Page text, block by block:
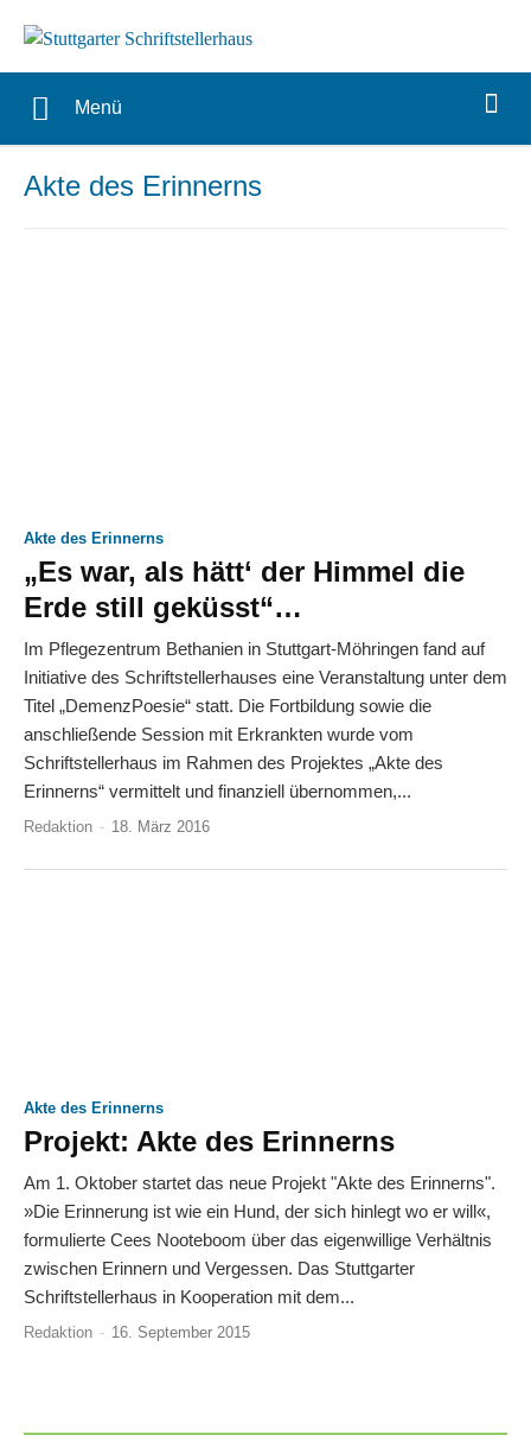
Menü
Akte des Erinnerns
Akte des Erinnerns
„Es war, als hätt‘ der Himmel die
Erde still geküsst“…
Im Pflegezentrum Bethanien in Stuttgart-Möhringen fand auf
Initiative des Schriftstellerhauses eine Veranstaltung unter dem
Titel „DemenzPoesie“ statt. Die Fortbildung sowie die
anschließende Session mit Erkrankten wurde vom
Schriftstellerhaus im Rahmen des Projektes „Akte des
Erinnerns“ vermittelt und finanziell übernommen,...
Redaktion - 18. März 2016
Akte des Erinnerns
Projekt: Akte des Erinnerns
Am 1. Oktober startet das neue Projekt "Akte des Erinnerns".
»Die Erinnerung ist wie ein Hund, der sich hinlegt wo er will«,
formulierte Cees Nooteboom über das eigenwillige Verhältnis
zwischen Erinnern und Vergessen. Das Stuttgarter
Schriftstellerhaus in Kooperation mit dem...
Redaktion - 16. September 2015